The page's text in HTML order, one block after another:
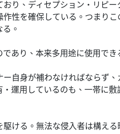
り、ディセプション・リピ
性を確保している。つまり
。
あり、本来多用途に使用で
自身が補わなければならず
運用しているのも、一帯に
ける。無法な侵入者は構え